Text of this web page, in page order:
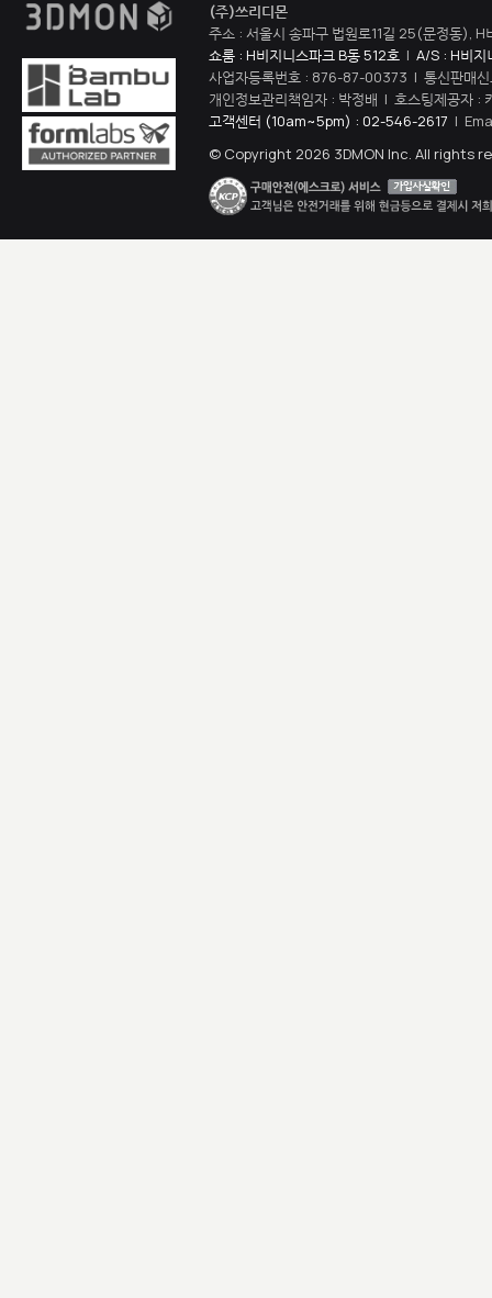
(주)쓰리디몬
주소 : 서울시 송파구 법원로11길 25(문정동),
쇼룸 : H비지니스파크 B동 512호 | A/S : H비지
사업자등록번호 : 876-87-00373 | 통신판매
개인정보관리책임자 : 박정배 | 호스팅제공자 :
고객센터 (10am~5pm) : 02-546-2617 |
© Copyright 2026 3DMON Inc. All rights